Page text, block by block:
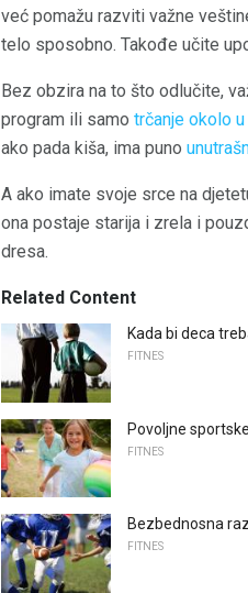
već pomažu razviti važne
telo sposobno. Takođe učite
Bez obzira na to što odlučite,
program ili samo trčanje okolo
ako pada kiša, ima puno
A ako imate svoje srce na
ona postaje starija i zrela i
dresa.
Related Content
Kada bi deca
FITNES
Povoljne
FITNES
Bezbednosna
FITNES